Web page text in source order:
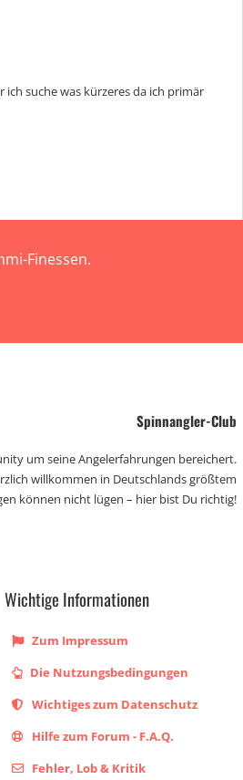
ich suche was kürzeres da ich primär
Finessen.
Spinnangler-Club
um seine Angelerfahrungen bereichert.
willkommen in Deutschlands größtem
können nicht lügen – hier bist Du richtig!
Wichtige Informationen
Zum Impressum
Die Nutzungsbedingungen
Wichtiges zum Datenschutz
Hilfe zum Forum - F.A.Q.
Fehler, Lob & Kritik